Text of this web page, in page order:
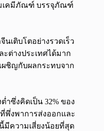
เคมีภัณฑ์ บรรจุภัณฑ์
เติบโตอย่างรวดเร็ว
ต่างประเทศได้มาก
ชิญกับผลกระทบจาก
ำซึ่งคิดเป็น 32% ของ
พึ่งพาการส่งออกและ
มีความเสี่ยงน้อยที่สุด